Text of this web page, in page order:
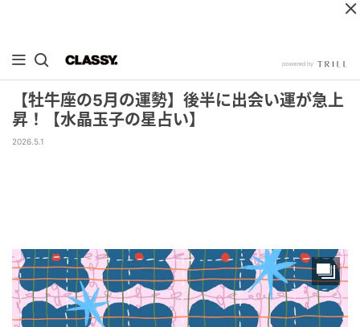
【牡牛座の5月の運勢】後半に出会い運が急上
昇！【水晶玉子の星占い】
2026.5.1